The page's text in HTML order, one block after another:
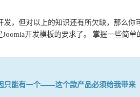
，但对以上的知识还有所欠缺，那么你
开发模板的要求了。 掌握一些简单
只能有一个——这个款产品必须给我带来